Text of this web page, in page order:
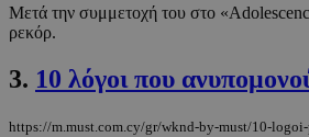
Μετά την συμμετοχή του στο
ρεκόρ.
3. 10 λόγοι που
https://m.must.com.cy/gr/wknd-by-must/10-